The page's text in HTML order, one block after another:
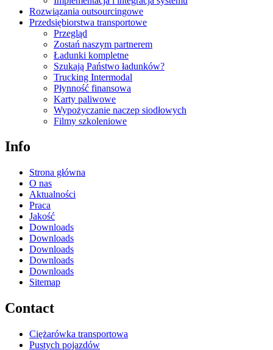
Rozwiązania outsourcingowe
Przedsiębiorstwa transportowe
Przegląd
Zostań naszym partnerem
Ładunki kompletne
Szukają Państwo ładunków?
Trucking Intermodal
Płynność finansowa
Karty paliwowe
Wypożyczanie naczep siodłowych
Filmy szkoleniowe
Info
Strona główna
O nas
Aktualności
Praca
Jakość
Downloads
Downloads
Downloads
Downloads
Downloads
Sitemap
Contact
Ciężarówka transportowa
Pustych pojazdów